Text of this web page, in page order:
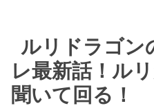
ルリドラゴン
レ最新話！ル
聞いて回る！